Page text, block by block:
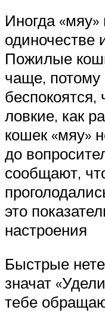
Иногда «мяу»
одиночестве
Пожилые
чаще, потому
беспокоятся,
ловкие, как
кошек «мяу»
до
сообщают,
это
настроения
Быстрые
значат
тебе